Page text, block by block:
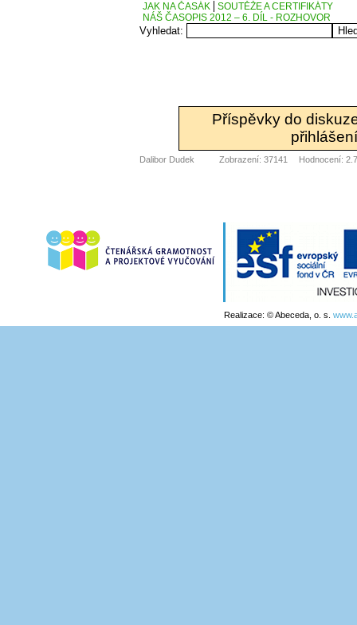
JAK NA ČASÁK
SOUTĚŽE A CERTIFIKÁTY
NÁŠ ČASOPIS 2012 – 6. DÍL - ROZHOVOR
Vyhledat:
Příspěvky do
Dalibor Dudek Zobrazení: 37141 Hodnocení:
Realizace: © Abeceda, o. s.